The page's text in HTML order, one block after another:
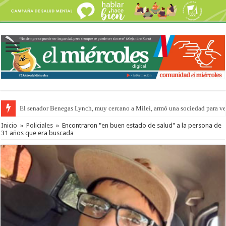
El senador Benegas Lynch, muy cercano a Milei, armó una sociedad para
Inicio » Policiales » Encontraron "en buen estado de salud" a la persona de
31 años que era buscada